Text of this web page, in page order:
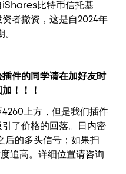
iShares比特币信托基
者撤资，这是自2024年
。
件的同学请在加好友时
！！！
上方，但是我们插件
了价格的回落。日内密
后的多头信号；如果扫
追高。详细位置请咨询